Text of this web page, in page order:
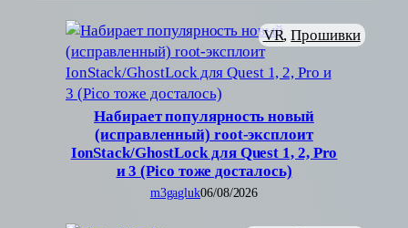
Набирает популярность новый
(исправленный) root-эксплоит
IonStack/GhostLock для Quest 1, 2, Pro
и 3 (Pico тоже досталось)
VR, Прошивки
m3gagluk06/08/2026